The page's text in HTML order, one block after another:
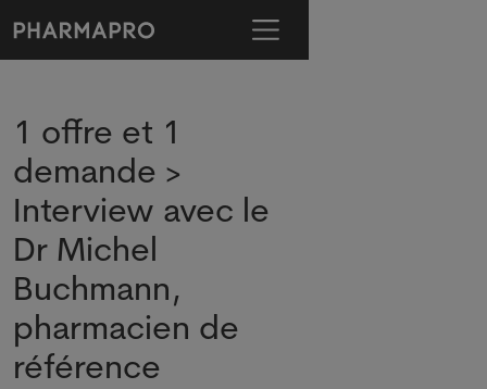
1 offre et 1
demande >
Interview avec le
Dr Michel
Buchmann,
pharmacien de
référence